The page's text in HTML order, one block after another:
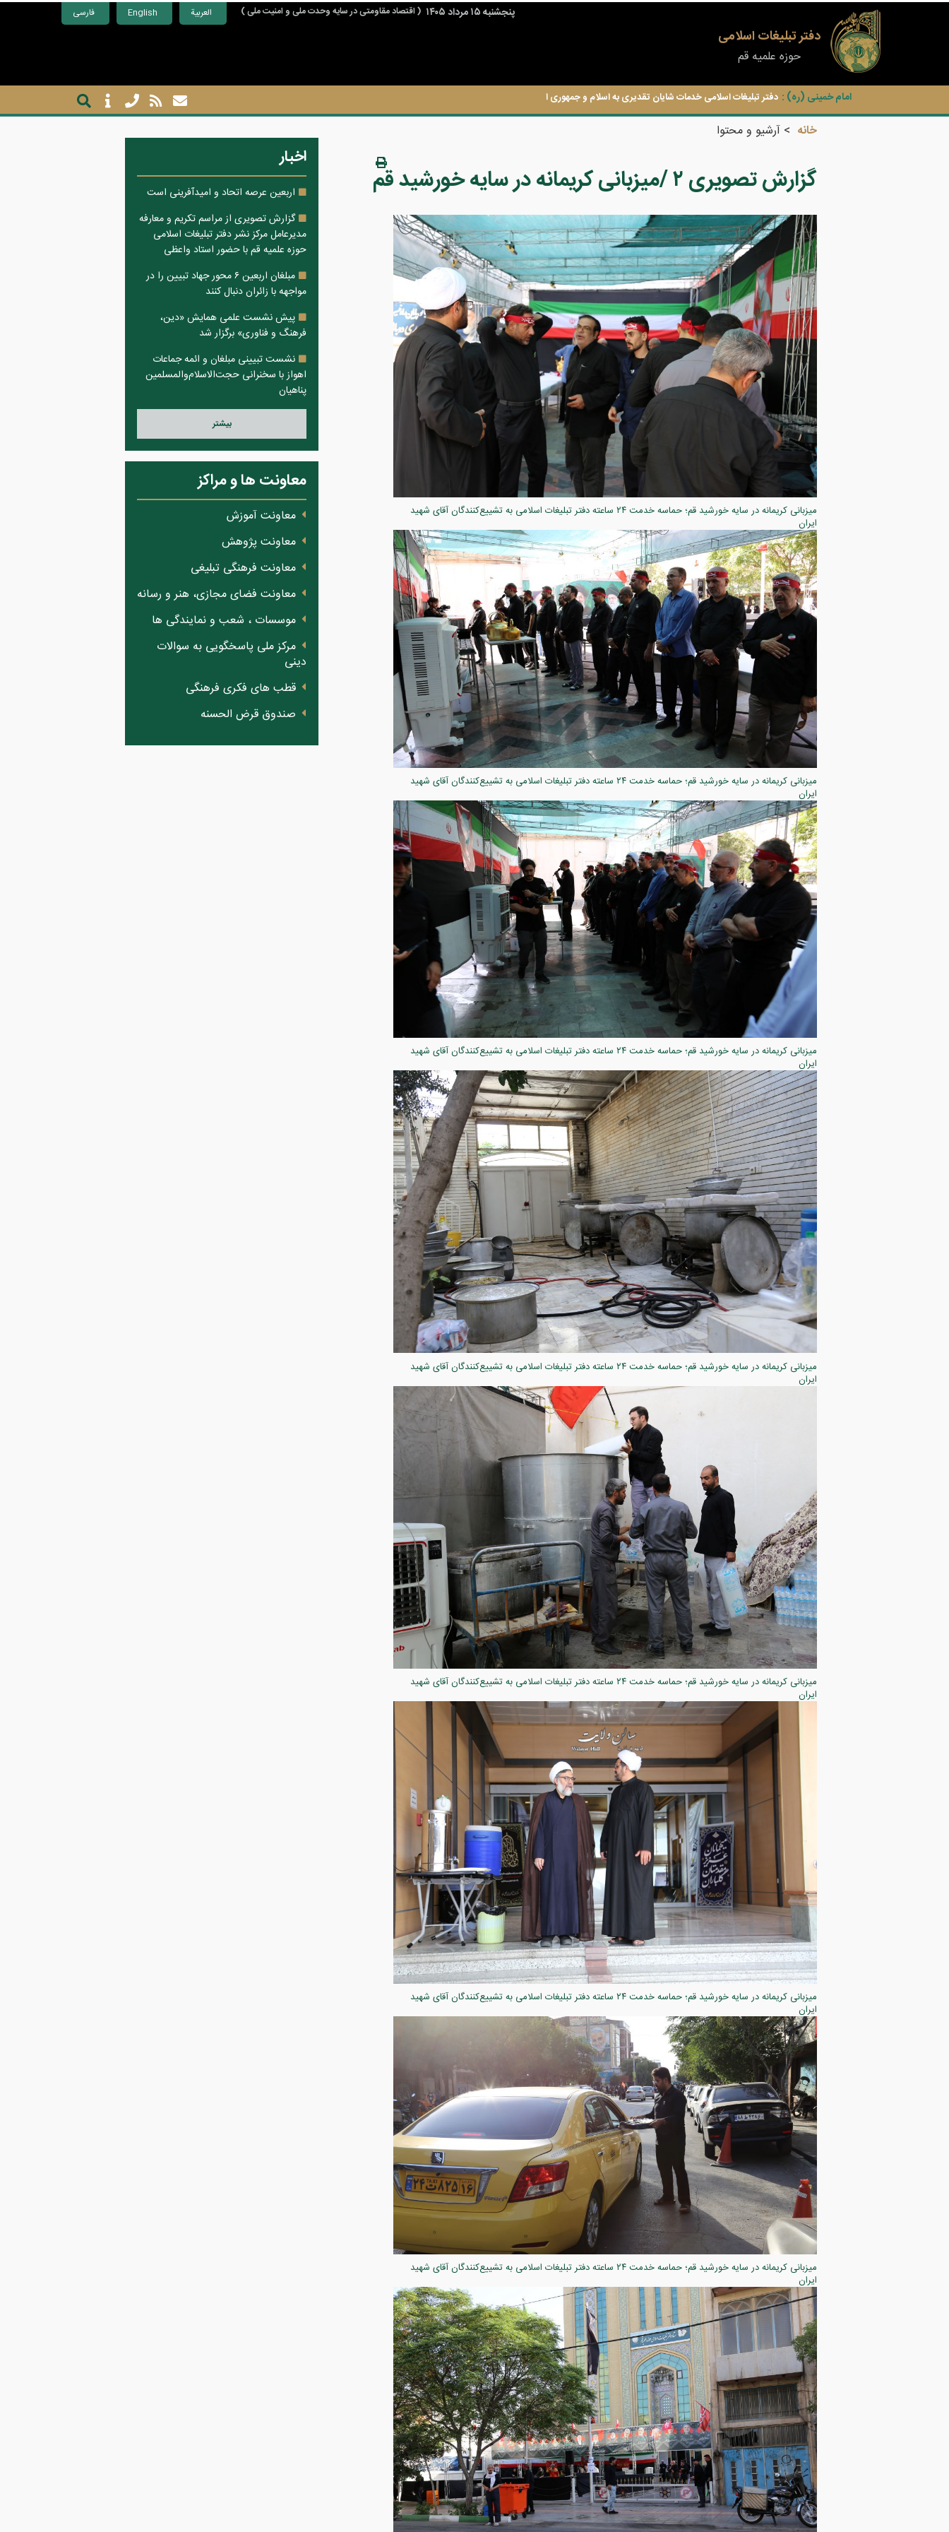
فارسی English العربية پنجشنبه ۱۵ مرداد ۱۴۰۵ ( اقتصاد مقاومتی در سایه وحدت ملی و امنیت ملی )
دفتر تبلیغات اسلامی
حوزه علمیه قم
امام خمینی (ره) : دفتر تبلیغات اسلامی خدمات شایان تقدیری به اسلام و جمهوری اسلامی و حوزه های علمیه نموده است که باید از آن تشکر نمود.
خانه آرشیو و محتوا
گزارش تصویری ۲ /میزبانی کریمانه در سایه خورشید قم
میزبانی کریمانه در سایه خورشید قم؛ حماسه خدمت ۲۴ ساعته دفتر تبلیغات اسلامی به تشییع‌کنندگان آقای شهید
ایران
میزبانی کریمانه در سایه خورشید قم؛ حماسه خدمت ۲۴ ساعته دفتر تبلیغات اسلامی به تشییع‌کنندگان آقای شهید
ایران
میزبانی کریمانه در سایه خورشید قم؛ حماسه خدمت ۲۴ ساعته دفتر تبلیغات اسلامی به تشییع‌کنندگان آقای شهید
ایران
میزبانی کریمانه در سایه خورشید قم؛ حماسه خدمت ۲۴ ساعته دفتر تبلیغات اسلامی به تشییع‌کنندگان آقای شهید
ایران
میزبانی کریمانه در سایه خورشید قم؛ حماسه خدمت ۲۴ ساعته دفتر تبلیغات اسلامی به تشییع‌کنندگان آقای شهید
ایران
میزبانی کریمانه در سایه خورشید قم؛ حماسه خدمت ۲۴ ساعته دفتر تبلیغات اسلامی به تشییع‌کنندگان آقای شهید
ایران
میزبانی کریمانه در سایه خورشید قم؛ حماسه خدمت ۲۴ ساعته دفتر تبلیغات اسلامی به تشییع‌کنندگان آقای شهید
ایران
اخبار
اربعین عرصه اتحاد و امیدآفرینی است
گزارش تصویری از مراسم تکریم و معارفه
مدیرعامل مرکز نشر دفتر تبلیغات اسلامی
حوزه علمیه قم با حضور استاد واعظی
مبلغان اربعین ۶ محور جهاد تبیین را در
مواجهه با زائران دنبال کنند
پیش نشست علمی همایش «دین،
فرهنگ و فناوری» برگزار شد
نشست تبیینی مبلغان و ائمه جماعات
اهواز با سخنرانی حجت‌الاسلام‌والمسلمین
پناهیان
بيشتر
معاونت ها و مراکز
معاونت آموزش
معاونت پژوهش
معاونت فرهنگی تبلیغی
معاونت فضای مجازی، هنر و رسانه
موسسات ، شعب و نمایندگی ها
مرکز ملی پاسخگویی به سوالات
دینی
قطب های فکری فرهنگی
صندوق قرض الحسنه